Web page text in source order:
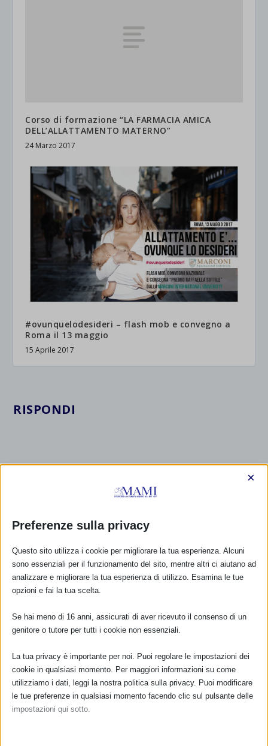
Corso di formazione “LA FARMACIA AMICA
DELL’ALLATTAMENTO MATERNO”
24 Marzo 2017
#ovunquelodesideri – flash mob e convegno a
Roma il 13 maggio
15 Aprile 2017
RISPONDI
Preferenze sulla privacy
×
Questo sito utilizza i cookie per migliorare la tua esperienza. Alcuni
sono essenziali per il funzionamento del sito, mentre altri ci aiutano ad
analizzare e migliorare la tua esperienza di utilizzo. Esamina le tue
opzioni e fai la tua scelta.
Se hai meno di 16 anni, assicurati di aver ricevuto il consenso di un
genitore o tutore per tutti i cookie non essenziali.
La tua privacy è importante per noi. Puoi regolare le impostazioni dei
cookie in qualsiasi momento. Per maggiori informazioni su come
utilizziamo i dati, leggi la nostra politica sulla privacy. Puoi modificare
le tue preferenze in qualsiasi momento facendo clic sul pulsante delle
impostazioni qui sotto.